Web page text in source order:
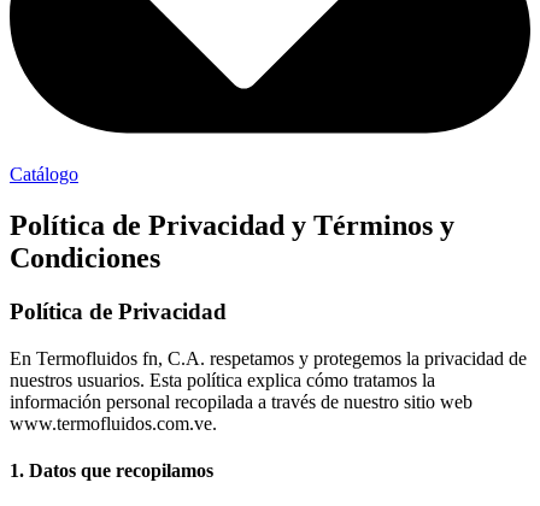
Catálogo
Política de Privacidad y Términos y
Condiciones
Política de Privacidad
En Termofluidos fn, C.A. respetamos y protegemos la privacidad de
nuestros usuarios. Esta política explica cómo tratamos la
información personal recopilada a través de nuestro sitio web
www.termofluidos.com.ve.
1. Datos que recopilamos